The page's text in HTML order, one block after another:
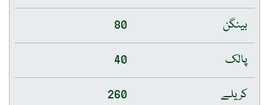
بینگن
80
پالک
40
کریلے
260